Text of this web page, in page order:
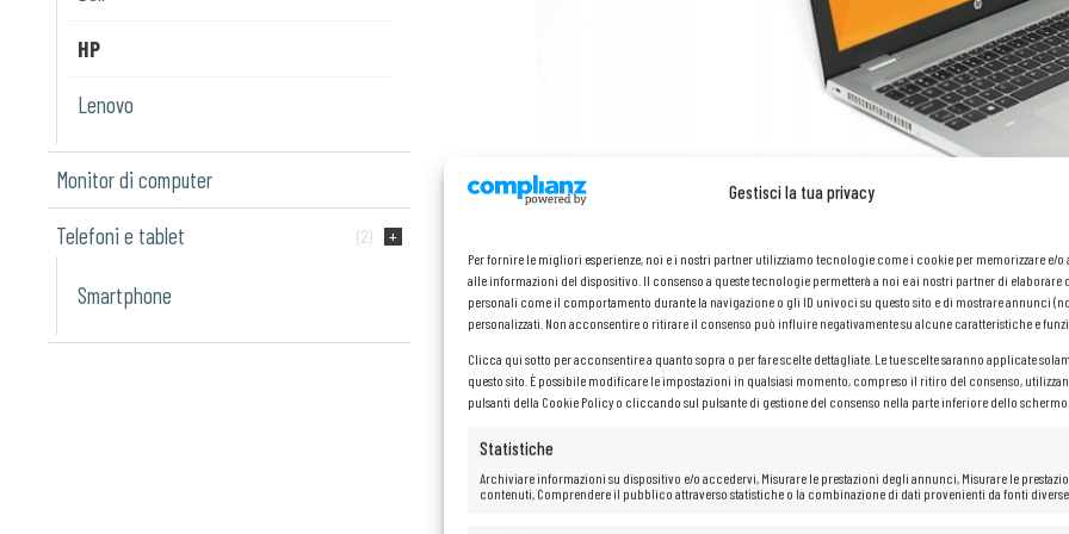
Gestisci la tua privacy
Per fornire le migliori esperienze, noi e i nostri partner utilizziamo tecnologie come i cookie per memorizzare e/o
alle informazioni del dispositivo. Il consenso a queste tecnologie permetterà a noi e ai nostri partner di elaborare
personali come il comportamento durante la navigazione o gli ID univoci su questo sito e di mostrare annunci
personalizzati. Non acconsentire o ritirare il consenso può influire negativamente su alcune caratteristiche e
Clicca qui sotto per acconsentire a quanto sopra o per fare scelte dettagliate. Le tue scelte saranno applicate
questo sito. È possibile modificare le impostazioni in qualsiasi momento, compreso il ritiro del consenso,
pulsanti della Cookie Policy o cliccando sul pulsante di gestione del consenso nella parte inferiore dello schermo.
Statistiche
Archiviare informazioni su dispositivo e/o accedervi, Misurare le prestazioni degli annunci, Misurare le
contenuti, Comprendere il pubblico attraverso statistiche o la combinazione di dati provenienti da fonti diverse.
HP
Lenovo
Monitor di computer
Telefoni e tablet (2)
Smartphone
HP ProBook 650 G4
Processore: Intel®Core™ i5-8250U (6M Cache, fino a 3,40
Memoria RAM: 8GB